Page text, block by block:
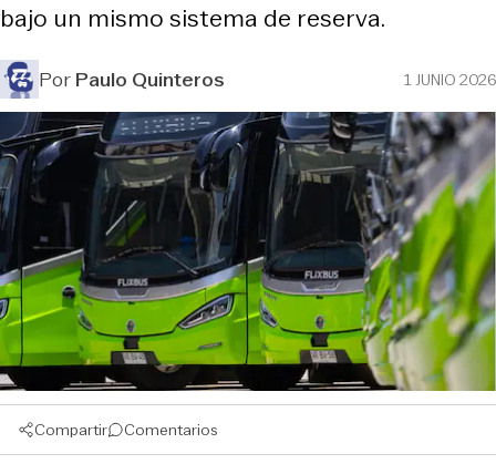
bajo un mismo sistema de reserva.
PorPaulo Quinteros 1 JUNIO 2026
Compartir Comentarios